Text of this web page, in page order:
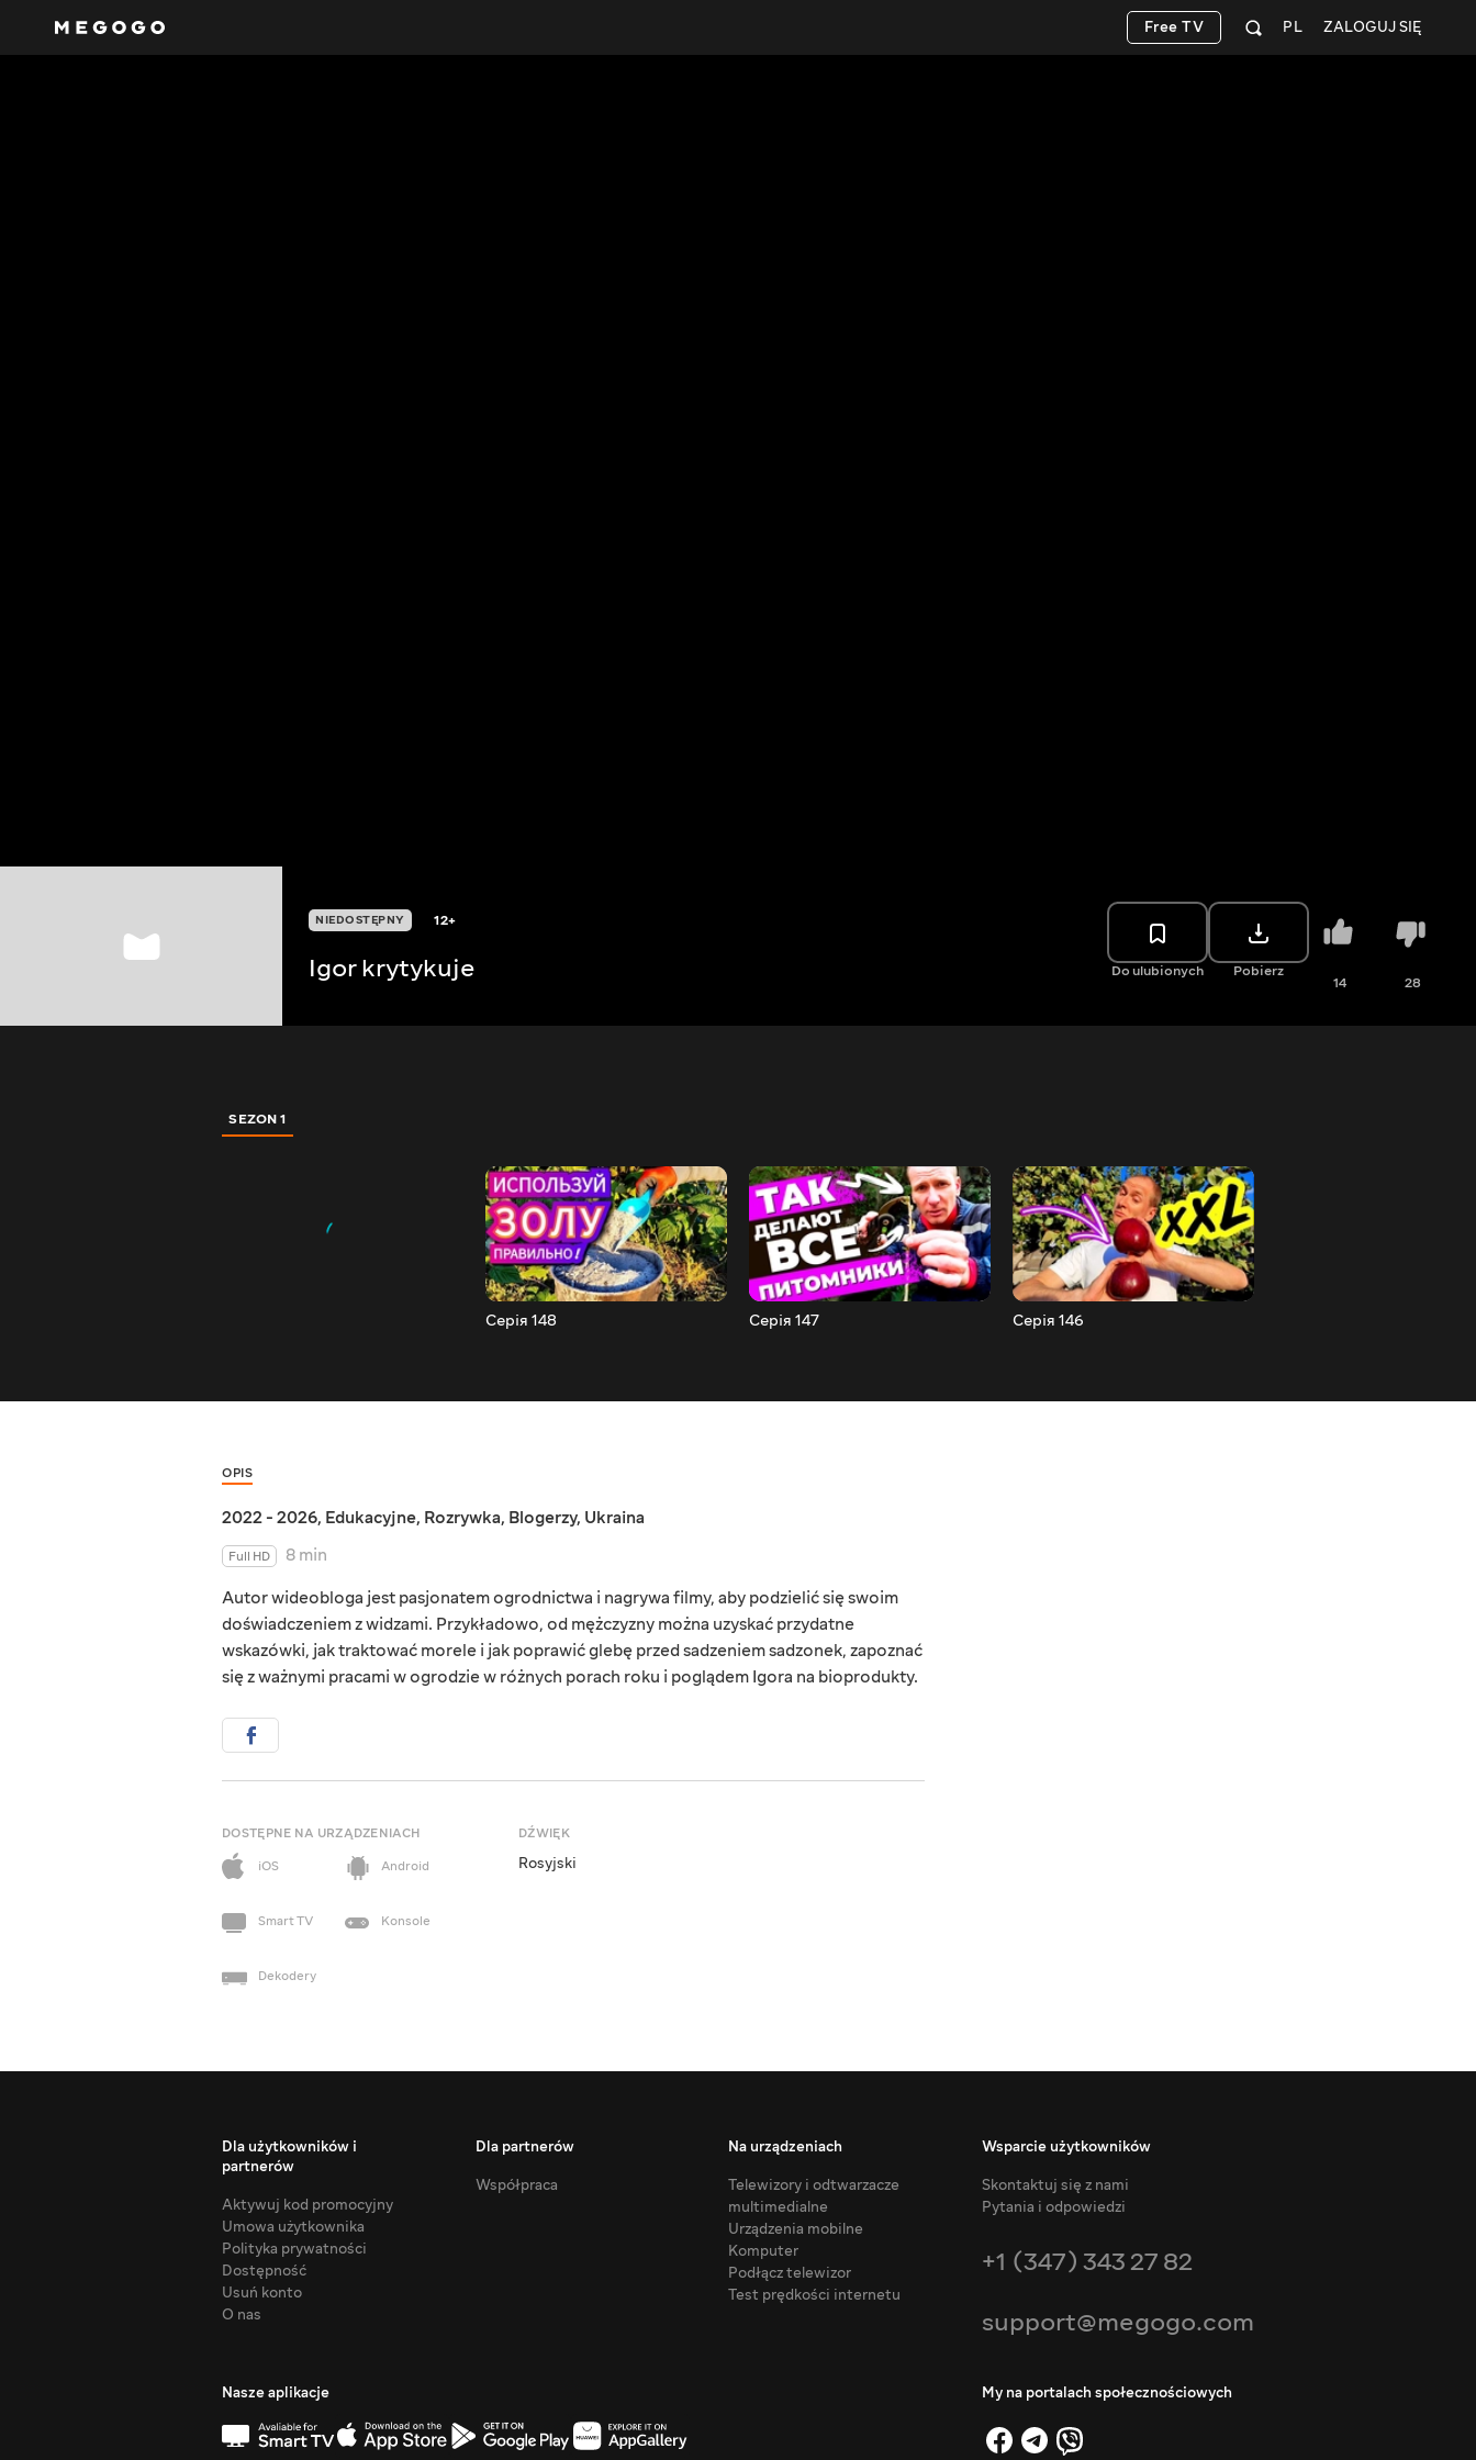
ZALOGUJ SIĘ
PL
Free TV
NIEDOSTĘPNY 12+
Igor krytykuje Do ulubionych Pobierz
14 28
SEZON 1
Серія 148 Серія 147 Серія 146
OPIS
2022 - 2026, Edukacyjne, Rozrywka, Blogerzy, Ukraina
Full HD
8 min
Autor wideobloga jest pasjonatem ogrodnictwa i nagrywa filmy, aby podzielić się swoim
doświadczeniem z widzami. Przykładowo, od mężczyzny można uzyskać przydatne
wskazówki, jak traktować morele i jak poprawić glebę przed sadzeniem sadzonek, zapoznać
się z ważnymi pracami w ogrodzie w różnych porach roku i poglądem Igora na bioprodukty.
DOSTĘPNE NA URZĄDZENIACH
iOS
Android
Smart TV Konsole
Dekodery
DŹWIĘK
Rosyjski
Dla użytkowników i
partnerów
Aktywuj kod promocyjny
Umowa użytkownika
Polityka prywatności
Dostępność
Usuń konto
O nas
Dla partnerów
Współpraca
Na urządzeniach
Telewizory i odtwarzacze
multimedialne
Urządzenia mobilne
Komputer
Podłącz telewizor
Test prędkości internetu
Wsparcie użytkowników
Skontaktuj się z nami
Pytania i odpowiedzi
+1 (347) 343 27 82
support@megogo.com
Nasze aplikacje My na portalach społecznościowych